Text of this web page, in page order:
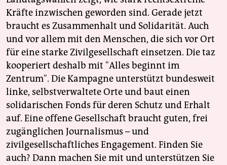
Kräfte inzwischen geworden sind. Gerade jetzt
braucht es Zusammenhalt und Solidarität. Auch
und vor allem mit den Menschen, die sich vor Ort
für eine starke Zivilgesellschaft einsetzen. Die taz
kooperiert deshalb mit "Alles beginnt im
Zentrum". Die Kampagne unterstützt bundesweit
linke, selbstverwaltete Orte und baut einen
solidarischen Fonds für deren Schutz und Erhalt
auf. Eine offene Gesellschaft braucht guten, frei
zugänglichen Journalismus – und
zivilgesellschaftliches Engagement. Finden Sie
auch? Dann machen Sie mit und unterstützen Sie